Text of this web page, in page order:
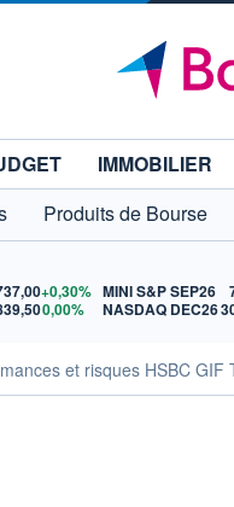
IMMOBILIER
Produits de Bourse
+0,30%
0,00%
MINI S&P SEP26
NASDAQ DEC26
et risques HSBC GIF